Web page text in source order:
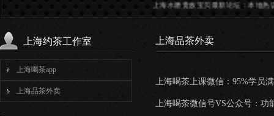
上海水磨贵族宝贝最新论坛：本地热议话题
上海约茶工作室
上海喝茶app
上海品茶外卖
上海品茶外卖
上海喝茶上课微信：95%学员
上海喝茶微信号VS公众号：功